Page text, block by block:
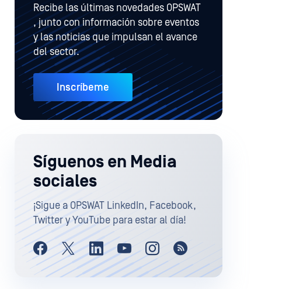
Recibe las últimas novedades OPSWAT
, junto con información sobre eventos
y las noticias que impulsan el avance
del sector.
Inscríbeme
Síguenos en Media
sociales
¡Sigue a OPSWAT LinkedIn, Facebook,
Twitter y YouTube para estar al día!